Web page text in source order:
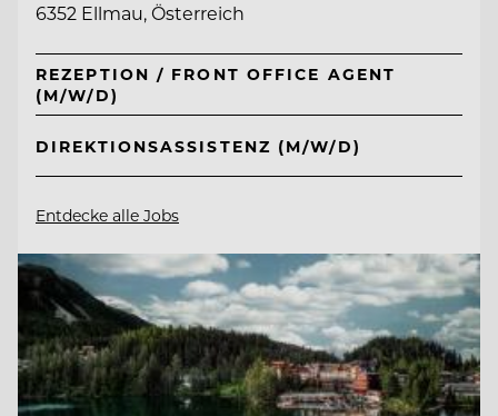
6352 Ellmau, Österreich
REZEPTION / FRONT OFFICE AGENT
(M/W/D)
DIREKTIONSASSISTENZ (M/W/D)
Entdecke alle Jobs